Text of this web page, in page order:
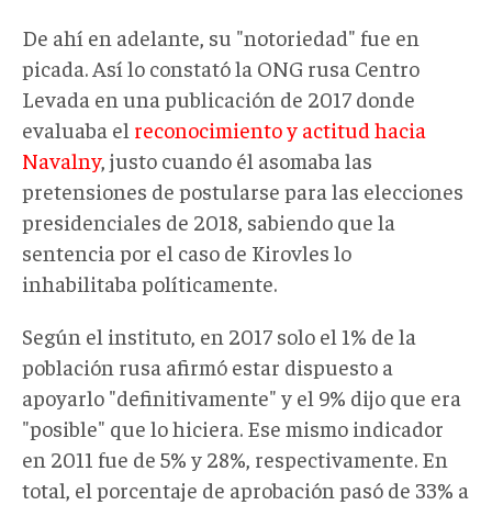
De ahí en adelante, su "notoriedad" fue en
picada. Así lo constató la ONG rusa Centro
Levada en una publicación de 2017 donde
evaluaba el reconocimiento y actitud hacia
Navalny, justo cuando él asomaba las
pretensiones de postularse para las elecciones
presidenciales de 2018, sabiendo que la
sentencia por el caso de Kirovles lo
inhabilitaba políticamente.
Según el instituto, en 2017 solo el 1% de la
población rusa afirmó estar dispuesto a
apoyarlo "definitivamente" y el 9% dijo que era
"posible" que lo hiciera. Ese mismo indicador
en 2011 fue de 5% y 28%, respectivamente. En
total, el porcentaje de aprobación pasó de 33% a